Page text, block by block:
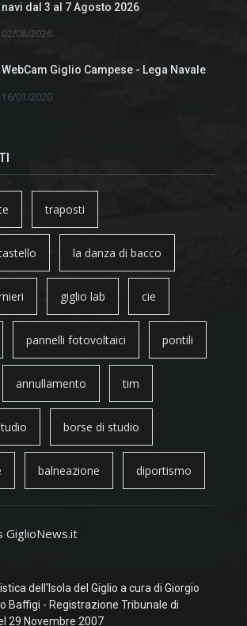
navi dal 3 al 7 Agosto 2026
02/08/2026
WebCam Giglio Campese - Lega Navale
16/01/2020
traposti
la danza di bacco
giglio lab cie
pannelli fotovoltaici pontili
annullamento tim
borse di studio
balneazione diportismo
GiglioNews.it
dell'Isola del Giglio a cura di Giorgio
Baffigi - Registrazione Tribunale di
29 Novembre 2007